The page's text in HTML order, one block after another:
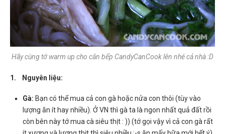
Hãy cùng tớ warm up cho căn bếp CandyCanCook lên nhé cả nhà :D
1. Nguyên liệu:
Gà: Bạn có thể mua cả con gà hoặc nửa con thôi (tùy vào
lượng ăn ít hay nhiều). Ở VN thì gà ta là ngon nhất quả đất rồi
còn bên này tớ mua cà siêu thịt : )) (tớ gọi vậy vì cả con gà rất